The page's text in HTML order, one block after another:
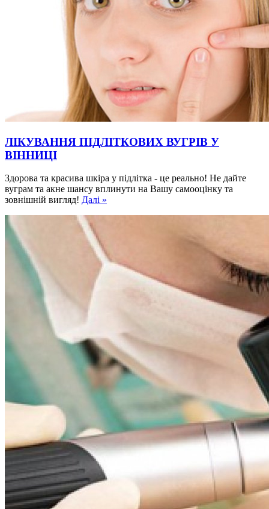
ЛІКУВАННЯ ПІДЛІТКОВИХ ВУГРІВ У
ВІННИЦІ
Здорова та красива шкіра у підлітка - це реально! Не дайте
вуграм та акне шансу вплинути на Вашу самооцінку та
зовнішній вигляд! Далі »